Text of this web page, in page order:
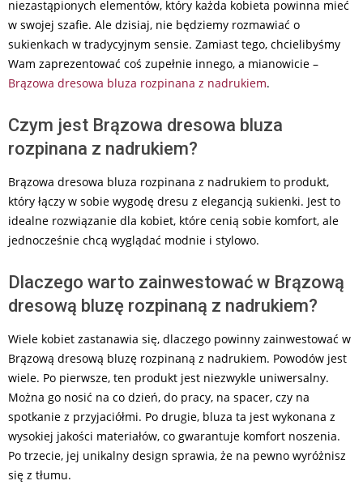
01
niezastąpionych elementów, który każda kobieta powinna mieć
w swojej szafie. Ale dzisiaj, nie będziemy rozmawiać o
sukienkach w tradycyjnym sensie. Zamiast tego, chcielibyśmy
Wam zaprezentować coś zupełnie innego, a mianowicie –
Brązowa dresowa bluza rozpinana z nadrukiem.
Czym jest Brązowa dresowa bluza
rozpinana z nadrukiem?
Brązowa dresowa bluza rozpinana z nadrukiem to produkt,
który łączy w sobie wygodę dresu z elegancją sukienki. Jest to
idealne rozwiązanie dla kobiet, które cenią sobie komfort, ale
jednocześnie chcą wyglądać modnie i stylowo.
Dlaczego warto zainwestować w Brązową
dresową bluzę rozpinaną z nadrukiem?
Wiele kobiet zastanawia się, dlaczego powinny zainwestować w
Brązową dresową bluzę rozpinaną z nadrukiem. Powodów jest
wiele. Po pierwsze, ten produkt jest niezwykle uniwersalny.
Można go nosić na co dzień, do pracy, na spacer, czy na
spotkanie z przyjaciółmi. Po drugie, bluza ta jest wykonana z
wysokiej jakości materiałów, co gwarantuje komfort noszenia.
Po trzecie, jej unikalny design sprawia, że na pewno wyróżnisz
się z tłumu.